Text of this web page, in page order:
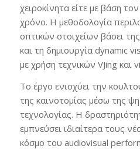
χειροκίνητα είτε με βάση
χρόνο. Η μεθοδολογία
οπτικών στοιχείων βάσει
και τη δημιουργία dynamic
με χρήση τεχνικών VJing και
Το έργο ενισχύει την
της καινοτομίας μέσω της
τεχνολογίας. Η
εμπνεύσει ιδιαίτερα τους
κόσμο του audiovisual